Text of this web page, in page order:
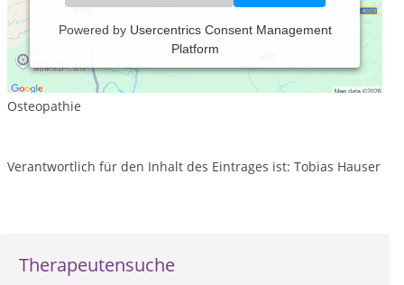
Therapeutensuche
Powered by Usercentrics Consent Management
Platform
Leistungsspektrum:
Traditionelle und komplementäre Medizin, Heilkunde
Osteopathie
Verantwortlich für den Inhalt des Eintrages ist: Tobias Hauser